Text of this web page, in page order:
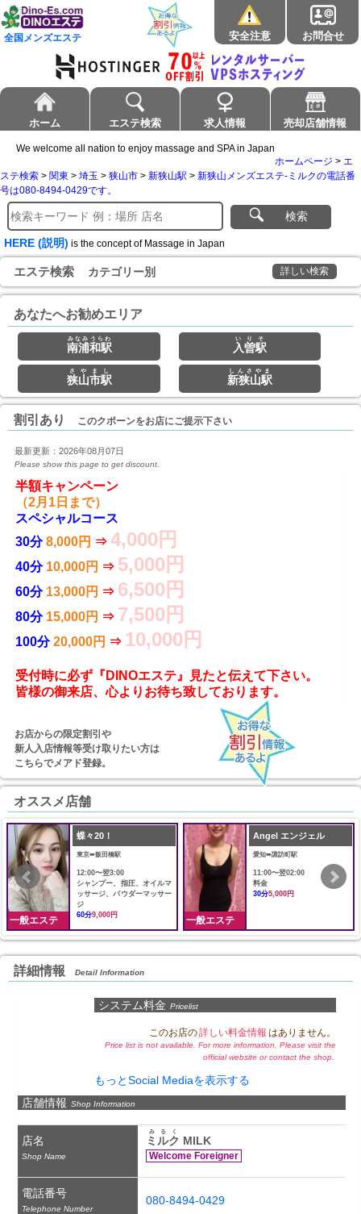
全国メンズエステ 安全注意 お問合せ
ホーム エステ検索 求人情報 売却店舗情報
We welcome all nation to enjoy massage and SPA in Japan
ホームページ > エ
ステ検索 > 関東 > 埼玉 > 狭山市 > 新狭山駅 > 新狭山メンズエステ-ミルクの電話番
号は080-8494-0429です。
検索
HERE (説明) is the concept of Massage in Japan
エステ検索 カテゴリー別 詳しい検索
あなたへお勧めエリア
南浦和駅
みなみうらわ
入曽駅
いりそ
狭山市駅
さやまし
新狭山駅
しんさやま
割引あり このクポーンをお店にご提示下さい
最新更新：2026年08月07日
Please show this page to get discount.
（2月1日まで）
スペシャルコース
30分 8,000円 ⇒ 4,000円
40分 10,000円 ⇒ 5,000円
60分 13,000円 ⇒ 6,500円
80分 15,000円 ⇒ 7,500円
100分 20,000円 ⇒ 10,000円
受付時に必ず『DINOエステ』見たと伝えて下さい。
お店からの限定割引や
新人入店情報等受け取りたい方は
こちらでメアド登録。
オススメ店舗
一般エステ
蝶々20！
東京➠飯田橋駅
12:00〜翌3:00
シャンプー、指圧、オイルマ
ッサージ、パウダーマッサー
ジ
60分9,000円 一般エステ
Angel エンジェル
愛知➠諏訪町駅
11:00〜翌02:00
料金
30分5,000円
詳細情報 Detail Information
システム料金 Pricelist
このお店の詳しい料金情報 はありません。
Price list is not available. For more information, Please visit the
official website or contact the shop.
もっとSocial Mediaを表示する
店舗情報 Shop Information
店名
Shop Name
ミルク
みるく
MILK
Welcome Foreigner
電話番号
Telephone Number
080-8494-0429